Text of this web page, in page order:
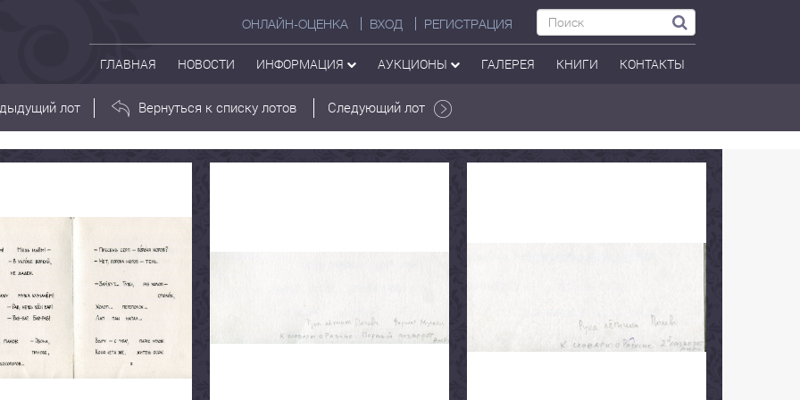
ОНЛАЙН-ОЦЕНКА ВХОД РЕГИСТРАЦИЯ
ГЛАВНАЯ НОВОСТИ ИНФОРМАЦИЯ АУКЦИОНЫ ГАЛЕРЕЯ КНИГИ КОНТАКТЫ
лот Вернуться к списку лотов Следующий лот